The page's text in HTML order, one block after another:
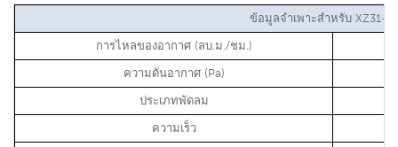
ข้อมูลจำเพาะสำหรับ XZ31-
การไหลของอากาศ (ลบ.ม./ชม.)
ความดันอากาศ (Pa)
ประเภทพัดลม
ความเร็ว